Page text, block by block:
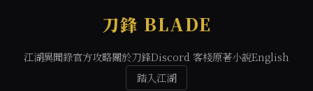
刀鋒 BLADE
江湖異聞錄官方攻略關於刀鋒Discord 客棧原著小說English
踏入江湖